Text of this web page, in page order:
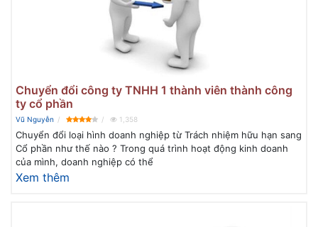
Chuyển đổi công ty TNHH 1 thành viên thành công
ty cổ phần
Vũ Nguyễn 1,358
Chuyển đổi loại hình doanh nghiệp từ Trách nhiệm hữu hạn sang
Cổ phần như thế nào ? Trong quá trình hoạt động kinh doanh
của mình, doanh nghiệp có thể
Xem thêm